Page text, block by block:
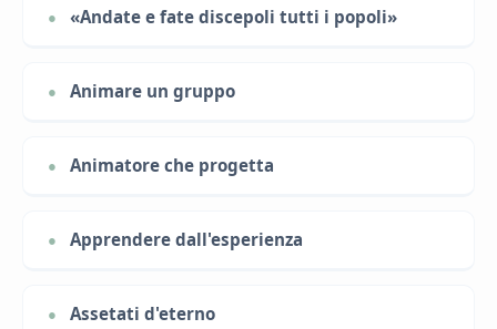
«Andate e fate discepoli tutti i popoli»
Animare un gruppo
Animatore che progetta
Apprendere dall'esperienza
Assetati d'eterno